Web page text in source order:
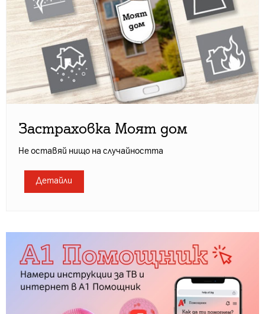
Застраховка Моят дом
Не оставяй нищо на случайността
Детайли